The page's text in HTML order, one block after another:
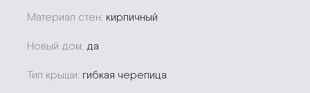
Материал стен: кирпичный
Новый дом: да
Тип крыши: гибкая черепица